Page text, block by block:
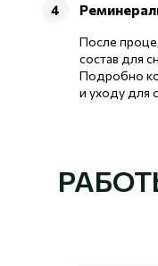
После
состав для
Подробно
и уходу для
4